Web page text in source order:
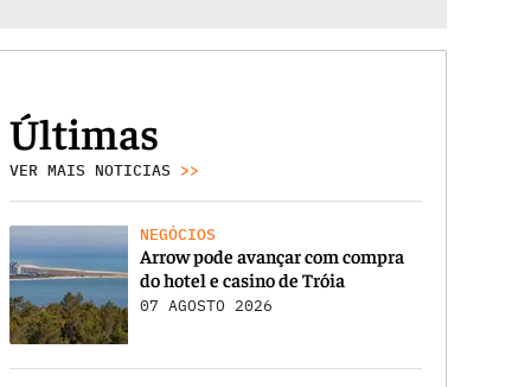
Últimas
VER MAIS NOTICIAS >>
NEGÓCIOS
Arrow pode avançar com compra
do hotel e casino de Tróia
07 AGOSTO 2026